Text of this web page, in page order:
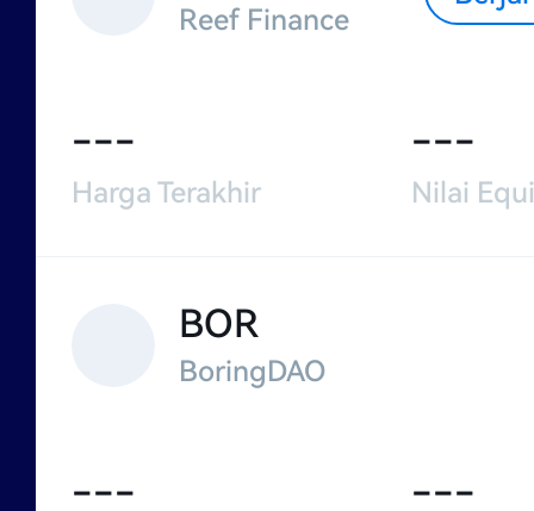
Reef Finance
---
Harga Terakhir
---
Nilai
BOR
BoringDAO
--- ---